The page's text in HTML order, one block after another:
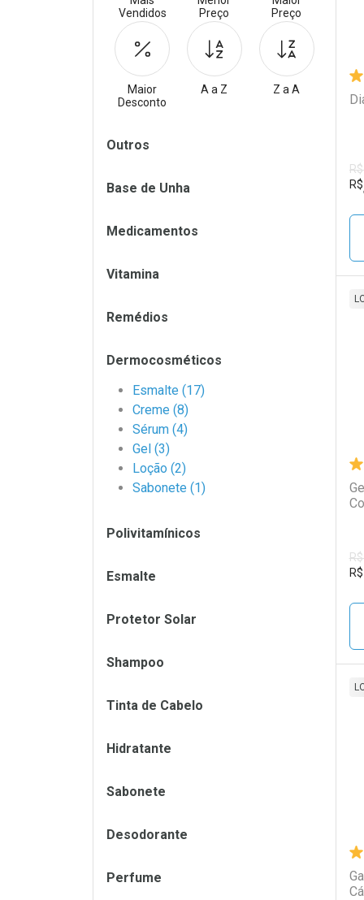
R$
R$
Vendidos
Preço
Preço
Maior
Desconto
A a Z Z a A
Filtros
Outros
Base de Unha
Medicamentos
Vitamina
Remédios
Dermocosméticos
Esmalte (17)
Creme (8)
Sérum (4)
Gel (3)
Loção (2)
Sabonete (1)
Polivitamínicos
Esmalte
Protetor Solar
Shampoo
Tinta de Cabelo
Hidratante
Sabonete
Desodorante
Perfume